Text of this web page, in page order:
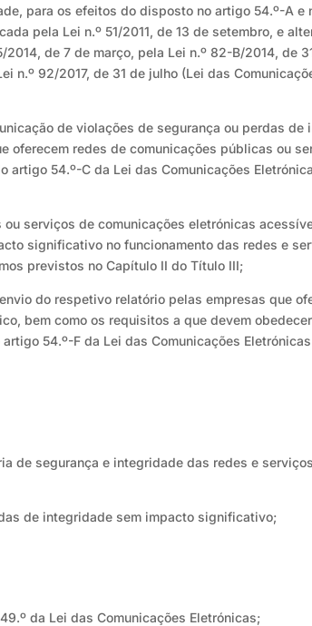
para os efeitos do disposto no artigo 54.º-A e
pela Lei n.º 51/2011, de 13 de setembro, e
de 7 de março, pela Lei n.º 82-B/2014, de
n.º 92/2017, de 31 de julho (Lei das
de violações de segurança ou perdas de
redes de comunicações públicas ou
54.º-C da Lei das Comunicações
serviços de comunicações eletrónicas
significativo no funcionamento das redes e
previstos no Capítulo II do Título III;
do respetivo relatório pelas empresas que
bem como os requisitos a que devem
54.º-F da Lei das Comunicações
de segurança e integridade das redes e
de integridade sem impacto significativo;
da Lei das Comunicações Eletrónicas;